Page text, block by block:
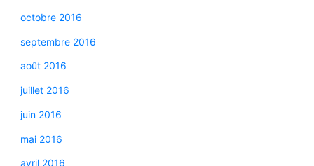
octobre 2016
septembre 2016
août 2016
juillet 2016
juin 2016
mai 2016
avril 2016